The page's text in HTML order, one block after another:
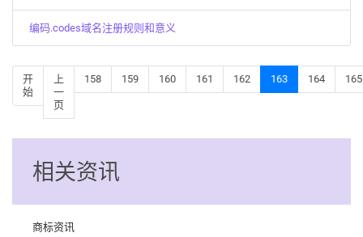
编码.codes域名注册规则和意义
开
始
上
一
页
158 159 160 161 162 163 164 165
相关资讯
商标资讯